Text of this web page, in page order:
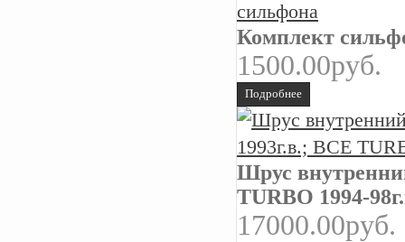
Комплект
1500.00руб.
Подробнее
Шрус
TURBO 1994-
17000.00руб.